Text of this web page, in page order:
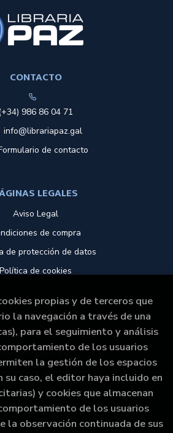
CONTACTO
986 86 04 71
info@librariapaz.gal
de contacto
LEGALES
Aviso Legal
de compra
de protección de datos
Política de cookies
AL CLIENTE
Quiénes somos
Especiales
de desistencia
propias y de terceros que
la navegación a través de una
para el seguimiento y análisis
de los usuarios
la gestión de los espacios
su caso, el editor haya incluido en
y cookies que almacenan
de los usuarios
la observación continuada de sus